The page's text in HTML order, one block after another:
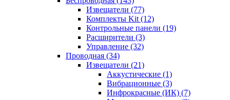
Извещатели (77)
Комплекты Kit (12)
Контрольные панели (19)
Расширители (3)
Управление (32)
Проводная (34)
Извещатели (21)
Аккустические (1)
Вибрационные (3)
Инфрокрасные (ИК) (7)